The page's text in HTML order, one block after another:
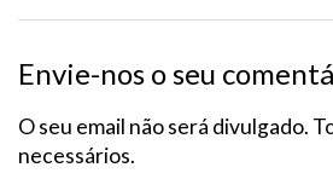
Envie-nos o seu
O seu email não será divulgado.
necessários.